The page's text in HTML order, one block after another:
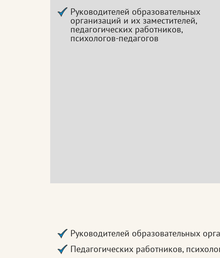
Руководителей образовательных
организаций и их заместителей,
педагогических работников,
психологов-педагогов
Руководителей образовательных
Педагогических работников,